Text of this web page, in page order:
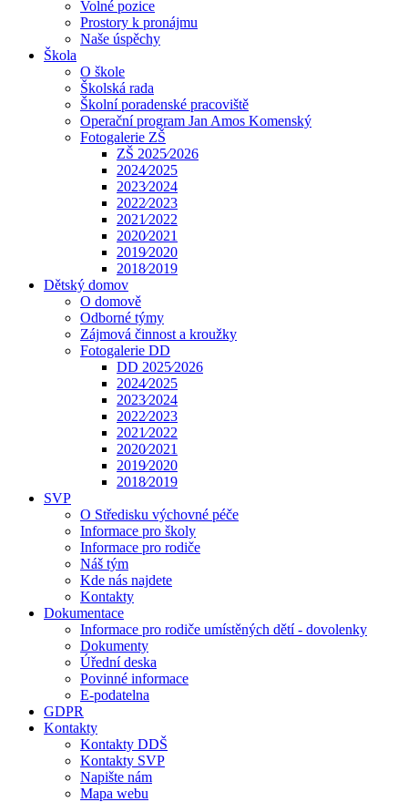
Volné pozice
Prostory k pronájmu
Naše úspěchy
Škola
O škole
Školská rada
Školní poradenské pracoviště
Operační program Jan Amos Komenský
Fotogalerie ZŠ
ZŠ 2025⁄2026
2024⁄2025
2023⁄2024
2022⁄2023
2021⁄2022
2020⁄2021
2019⁄2020
2018⁄2019
Dětský domov
O domově
Odborné týmy
Zájmová činnost a kroužky
Fotogalerie DD
DD 2025⁄2026
2024⁄2025
2023⁄2024
2022⁄2023
2021⁄2022
2020⁄2021
2019⁄2020
2018⁄2019
SVP
O Středisku výchovné péče
Informace pro školy
Informace pro rodiče
Náš tým
Kde nás najdete
Kontakty
Dokumentace
Informace pro rodiče umístěných dětí - dovolenky
Dokumenty
Úřední deska
Povinné informace
E-podatelna
GDPR
Kontakty
Kontakty DDŠ
Kontakty SVP
Napište nám
Mapa webu